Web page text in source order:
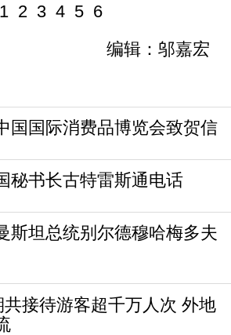
1 2 3 4 5 6
编辑：邬嘉宏
国国际消费品博览会致贺信
秘书长古特雷斯通电话
斯坦总统别尔德穆哈梅多夫
共接待游客超千万人次 外地